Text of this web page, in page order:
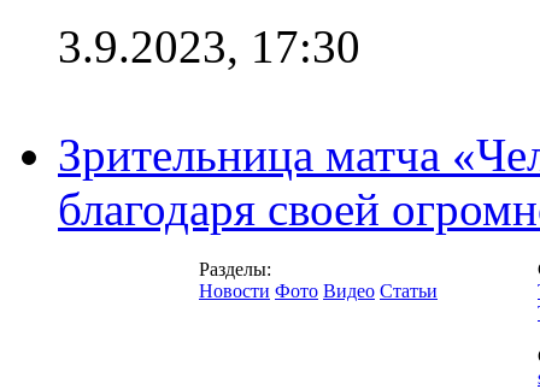
3.9.2023, 17:30
Зрительница матча
благодаря своей
Разделы:
Новости Фото Видео Статьи